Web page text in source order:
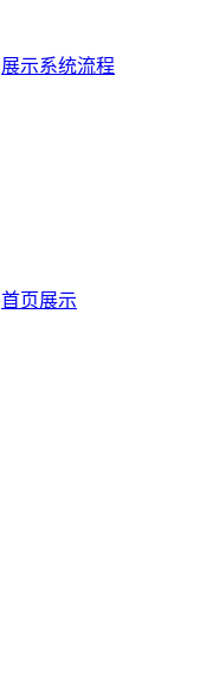
展示系统流程
首页展示